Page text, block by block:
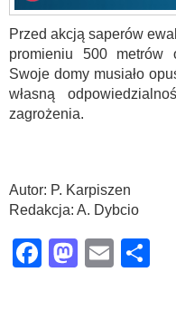
Przed akcją saperów
promieniu 500 metrów
Swoje domy musiało
własną
zagrożenia.
Autor: P. Karpiszen
Redakcja: A. Dybcio
Facebook
Email